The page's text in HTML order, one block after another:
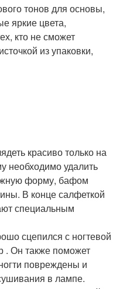
тонов для основы,
яркие цвета,
кто не сможет
из упаковки,
красиво только на
необходимо удалить
форму, бафом
В конце салфеткой
специальным
сцепился с ногтевой
. Он также поможет
повреждены и
в лампе.